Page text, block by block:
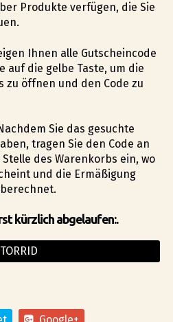
Produkte verfügen, die Sie
Ihnen alle Gutscheincode
auf die gelbe Taste, um die
zu öffnen und den Code zu
Sie das gesuchte
tragen Sie den Code an
des Warenkorbs ein, wo
und die Ermäßigung
kürzlich abgelaufen:.
TORRID